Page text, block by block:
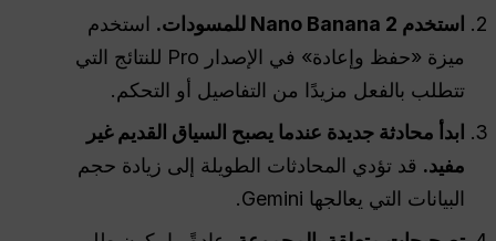
استخدم Nano Banana 2 للمسودات.
استخدم
ميزة «حفظ وإعادة» في الإصدار Pro للنتائج التي
تتطلب بالفعل مزيدًا من التفاصيل أو التحكم.
ابدأ محادثة جديدة عندما يصبح السياق القديم غير
مفيد. قد تؤدي المحادثات الطويلة إلى زيادة حجم
البيانات التي يعالجها Gemini.